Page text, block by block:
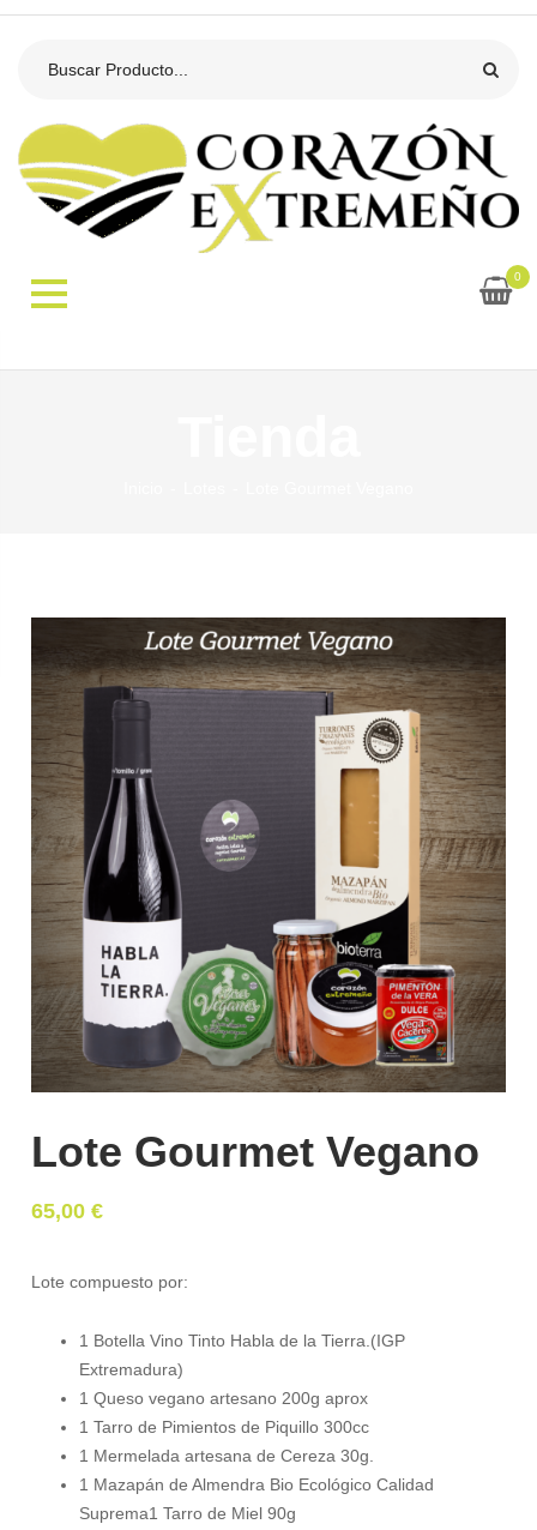
0
Lote Gourmet Vegano
65,00€
Lote compuesto por:
1 Botella Vino Tinto Habla de la Tierra.(IGP
Extremadura)
1 Queso vegano artesano 200g aprox
1 Tarro de Pimientos de Piquillo 300cc
1 Mermelada artesana de Cereza 30g.
1 Mazapán de Almendra Bio Ecológico Calidad
Suprema1 Tarro de Miel 90g